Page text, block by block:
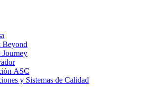
ASC
y Sistemas de Calidad